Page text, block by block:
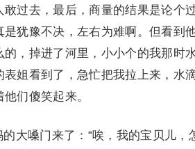
敢过去，最后，商量的结果是论个
是犹豫不决，左右为难啊。但看到
的，掉进了河里，小小个的我那时
表姐看到了，急忙把我拉上来，水
们傻笑起来。
嗓门来了：“唉，我的宝贝儿，